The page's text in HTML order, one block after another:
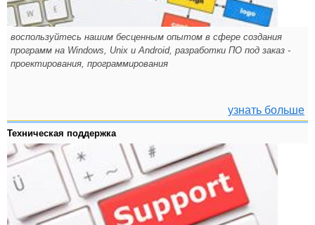
воспользуйтесь нашим бесценным опытом в сфере создания
программ на Windows, Unix и Android, разработки ПО под заказ -
проектирования, программирования
узнать больше
Техническая поддержка